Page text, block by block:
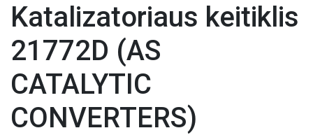
Katalizatoriaus keitiklis
21772D (AS
CATALYTIC
CONVERTERS)